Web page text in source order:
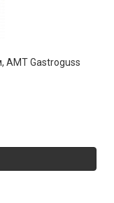
AMT Gastroguss